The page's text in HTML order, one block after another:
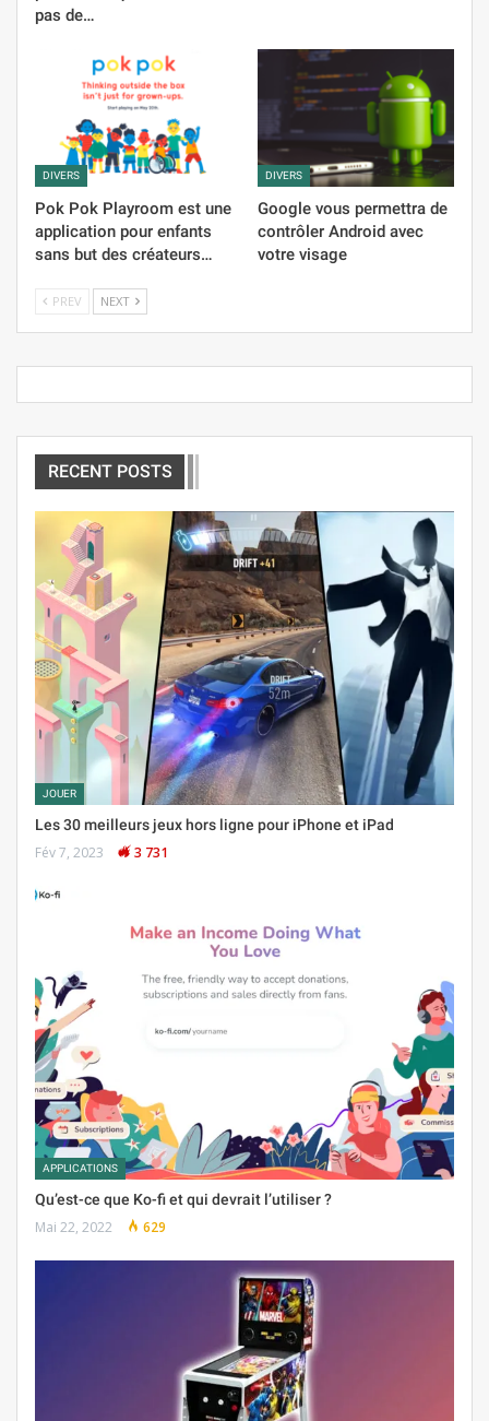
pas de…
DIVERS
Pok Pok Playroom est une
application pour enfants
sans but des créateurs…
DIVERS
Google vous permettra de
contrôler Android avec
votre visage
PREV NEXT
RECENT POSTS
JOUER
Les 30 meilleurs jeux hors ligne pour iPhone et iPad
Fév 7, 2023 3 731
APPLICATIONS
Qu’est-ce que Ko-fi et qui devrait l’utiliser ?
Mai 22, 2022 629